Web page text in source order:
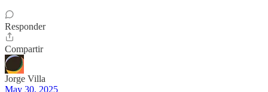
Responder
Compartir
Jorge Villa
May 30, 2025